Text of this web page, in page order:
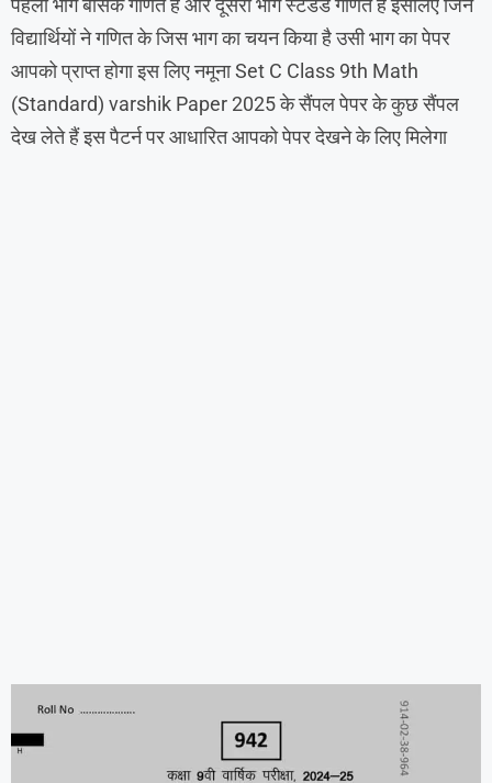
पहला भाग बेसिक गणित है और दूसरा भाग स्टैंडर्ड गणित है इसलिए जिन
विद्यार्थियों ने गणित के जिस भाग का चयन किया है उसी भाग का पेपर
आपको प्राप्त होगा इस लिए नमूना Set C Class 9th Math
(Standard) varshik Paper 2025 के सैंपल पेपर के कुछ सैंपल
देख लेते हैं इस पैटर्न पर आधारित आपको पेपर देखने के लिए मिलेगा